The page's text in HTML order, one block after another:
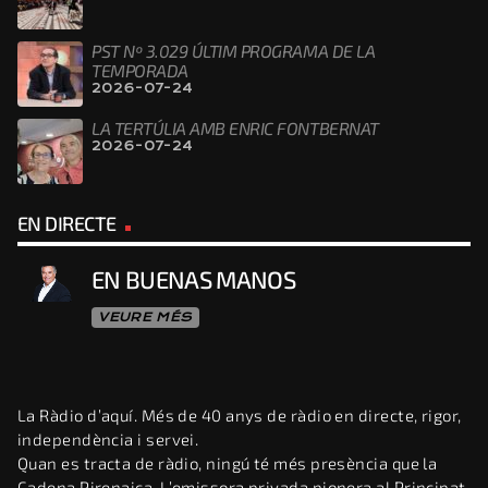
PST Nº 3.029 ÚLTIM PROGRAMA DE LA
TEMPORADA
2026-07-24
LA TERTÚLIA AMB ENRIC FONTBERNAT
2026-07-24
EN DIRECTE
EN BUENAS MANOS
VEURE MÉS
La Ràdio d’aquí. Més de 40 anys de ràdio en directe, rigor,
independència i servei.
Quan es tracta de ràdio, ningú té més presència que la